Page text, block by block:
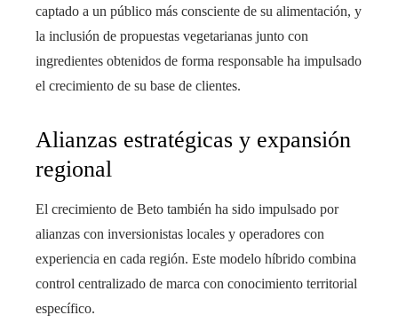
captado a un público más consciente de su alimentación, y
la inclusión de propuestas vegetarianas junto con
ingredientes obtenidos de forma responsable ha impulsado
el crecimiento de su base de clientes.
Alianzas estratégicas y expansión
regional
El crecimiento de Beto también ha sido impulsado por
alianzas con inversionistas locales y operadores con
experiencia en cada región. Este modelo híbrido combina
control centralizado de marca con conocimiento territorial
específico.